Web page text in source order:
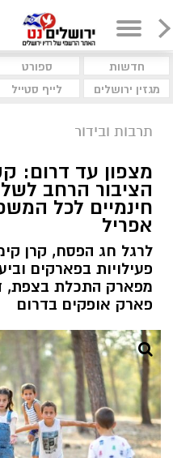
חדשות ספורט
מגזין ירושלים
לייף סטייל
תרבות ובידור
מצפון עד דרום:
הציבור הרחב
חינמיים לכל
אפריל
לרגל חג הפסח, קרן
פעילויות בפארקים
מפארק התכלת בצפת,
פארק אופקים בדרום